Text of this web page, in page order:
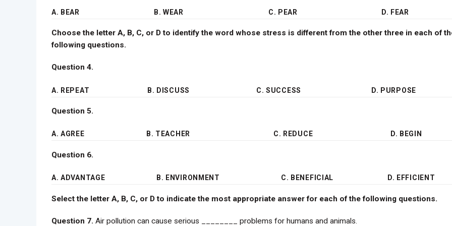
A. BEAR B. WEAR C. PEAR D. FEAR
Choose the letter A, B, C, or D to identify the word whose stress is different from the other three in each of
following questions.
Question 4.
A. REPEAT B. DISCUSS C. SUCCESS D. PURPOSE
Question 5.
A. AGREE B. TEACHER C. REDUCE D. BEGIN
Question 6.
A. ADVANTAGE B. ENVIRONMENT C. BENEFICIAL D. EFFICIENT
Select the letter A, B, C, or D to indicate the most appropriate answer for each of the following questions.
Question 7. Air pollution can cause serious ________ problems for humans and animals.